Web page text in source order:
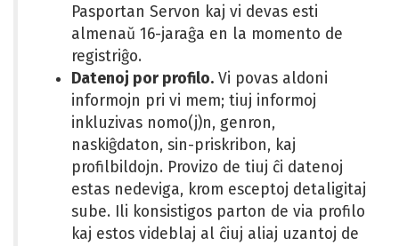
Pasportan Servon kaj vi devas esti
almenaŭ 16-jaraĝa en la momento de
registriĝo.
Datenoj por profilo. Vi povas aldoni
informojn pri vi mem; tiuj informoj
inkluzivas nomo(j)n, genron,
naskiĝdaton, sin-priskribon, kaj
profilbildojn. Provizo de tiuj ĉi datenoj
estas nedeviga, krom esceptoj detaligitaj
sube. Ili konsistigos parton de via profilo
kaj estos videblaj al ĉiuj aliaj uzantoj de